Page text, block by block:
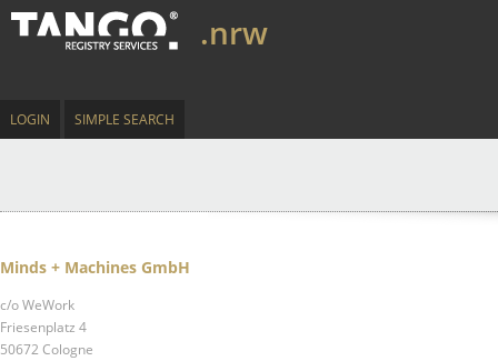
.nrw
LOGIN SIMPLE SEARCH
Minds + Machines GmbH
c/o WeWork
Friesenplatz 4
50672 Cologne